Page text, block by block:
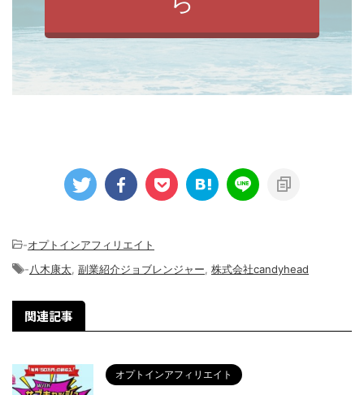
-オプトインアフィリエイト
-八木康太 副業紹介ジョブレンジャー 株式会社candyhead
関連記事
オプトインアフィリエイト